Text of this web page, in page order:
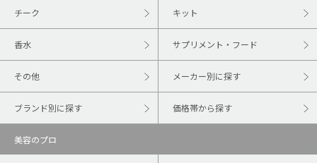
チーク キット
香水 サプリメント・フード
その他 メーカー別に探す
ブランド別に探す 価格帯から探す
美容のプロ